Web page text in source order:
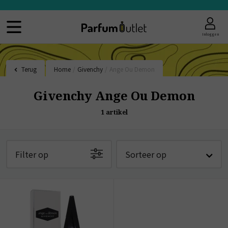
Inloggen
Terug Home Givenchy
Givenchy Ange Ou Demon
1 artikel
Filter op Sorteer op